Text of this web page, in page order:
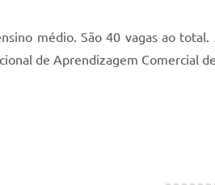
médio. São 40 vagas ao
de Aprendizagem Comercial